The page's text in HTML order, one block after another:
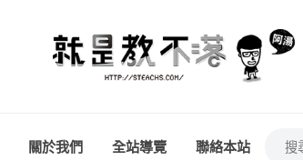
關於我們 全站導覽 聯絡本站